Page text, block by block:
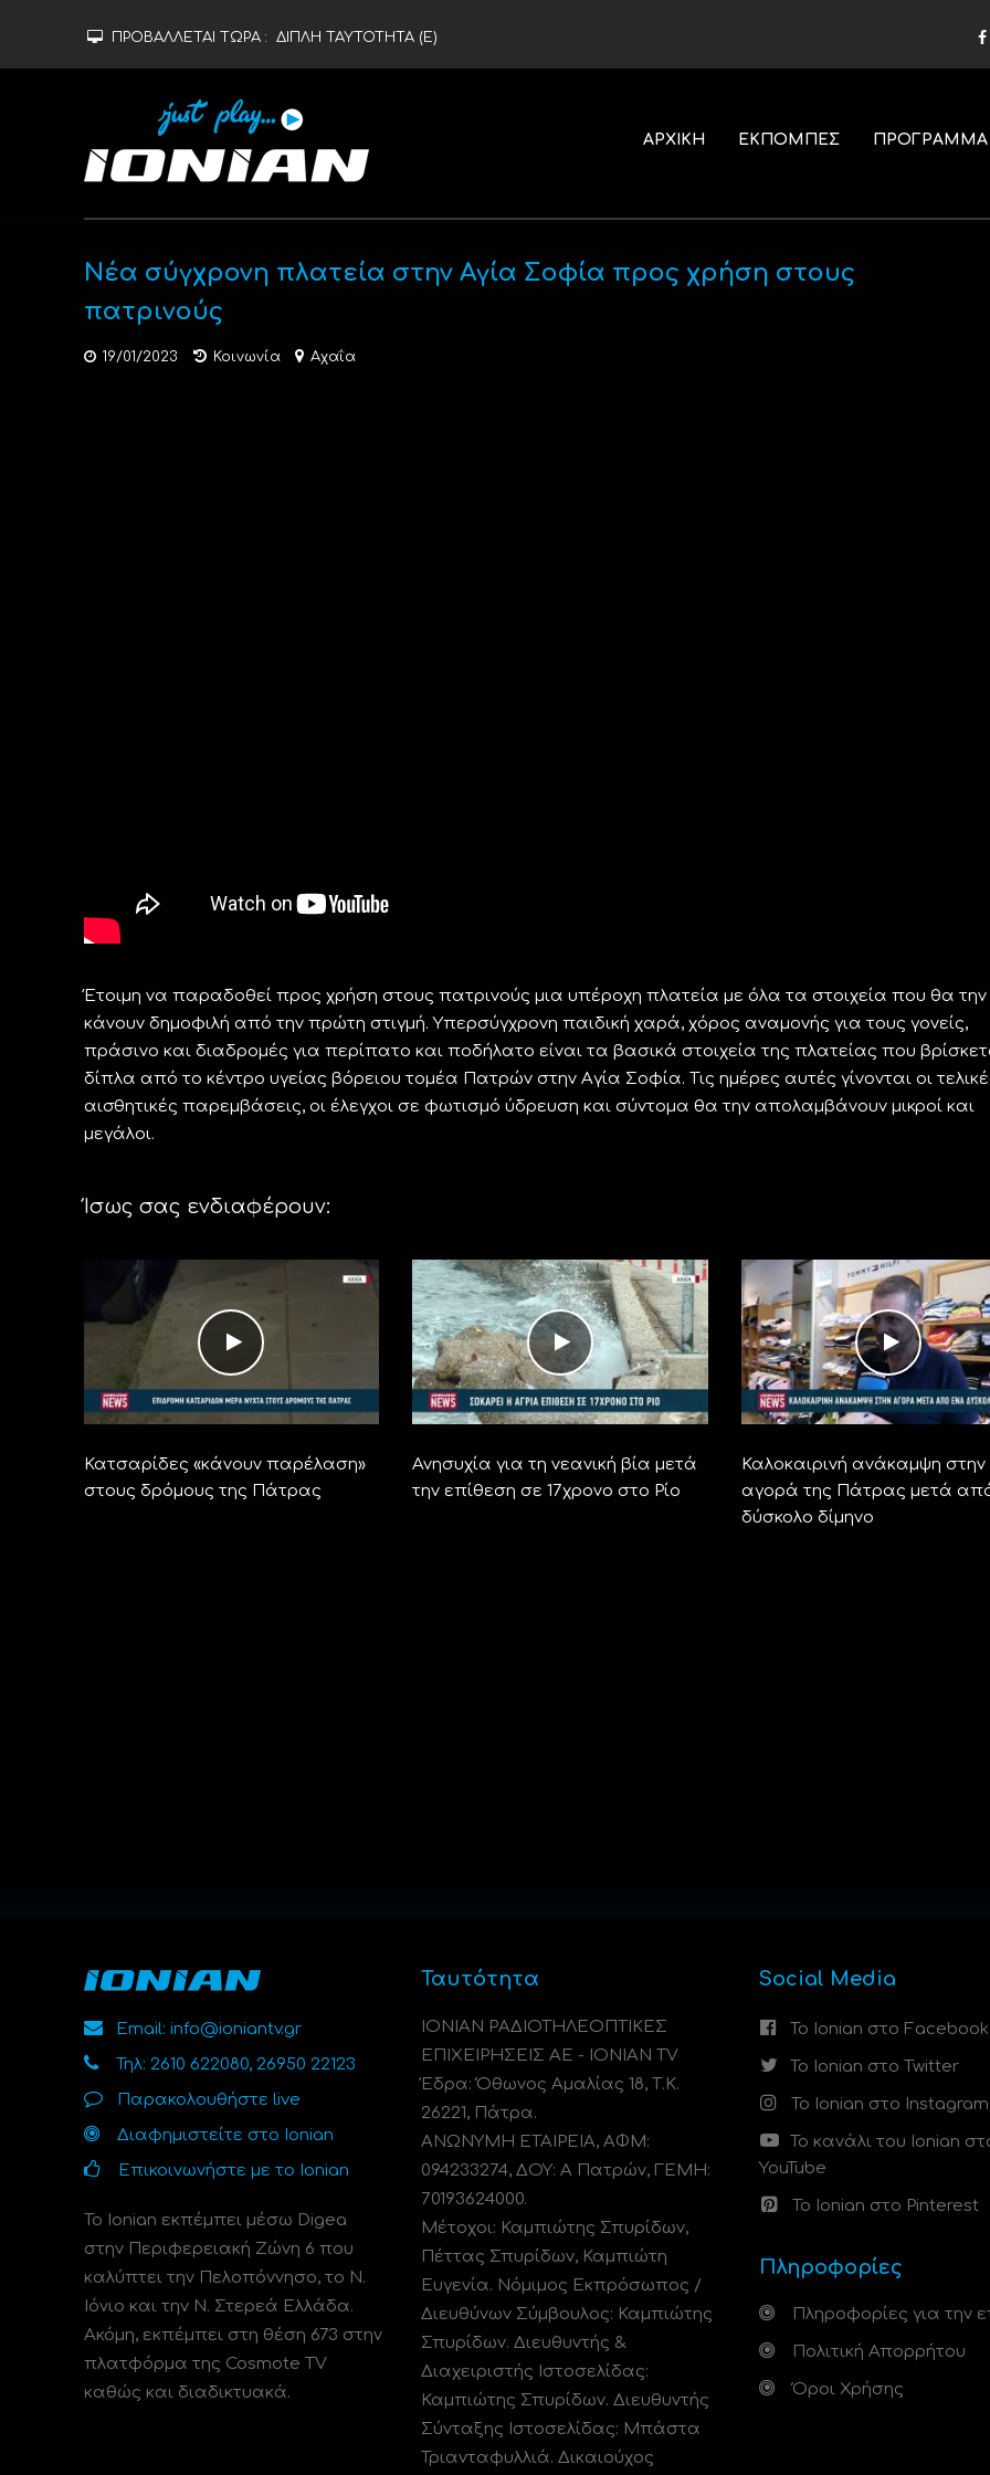
ΠΡΟΒΑΛΛΕΤΑΙ ΤΩΡΑ : ΔΙΠΛΗ ΤΑΥΤΟΤΗΤΑ (Ε)
ΑΡΧΙΚΗ ΕΚΠΟΜΠΕΣ ΠΡΟΓΡΑΜΜΑ
Νέα σύγχρονη πλατεία στην Αγία Σοφία προς χρήση στους
πατρινούς
19/01/2023 Κοινωνία Αχαΐα
Έτοιμη να παραδοθεί προς χρήση στους πατρινούς μια υπέροχη πλατεία με όλα τα στοιχεία που θα την
κάνουν δημοφιλή από την πρώτη στιγμή. Υπερσύγχρονη παιδική χαρά, χόρος αναμονής για τους γονείς,
πράσινο και διαδρομές για περίπατο και ποδήλατο είναι τα βασικά στοιχεία της πλατείας που
δίπλα από το κέντρο υγείας βόρειου τομέα Πατρών στην Αγία Σοφία. Τις ημέρες αυτές γίνονται οι
αισθητικές παρεμβάσεις, οι έλεγχοι σε φωτισμό ύδρευση και σύντομα θα την απολαμβάνουν μικροί και
μεγάλοι.
Ίσως σας ενδιαφέρουν:
Κατσαρίδες «κάνουν παρέλαση»
στους δρόμους της Πάτρας
Ανησυχία για τη νεανική βία μετά
την επίθεση σε 17χρονο στο Ρίο
Καλοκαιρινή ανάκαμψη στην
αγορά της Πάτρας μετά
δύσκολο δίμηνο
Email: info@ioniantv.gr
Τηλ: 2610 622080, 26950 22123
Παρακολουθήστε live
Διαφημιστείτε στο Ionian
Επικοινωνήστε με το Ionian
Το Ionian εκπέμπει μέσω Digea
στην Περιφερειακή Ζώνη 6 που
καλύπτει την Πελοπόννησο, το N.
Ιόνιο και την Ν. Στερεά Ελλάδα.
Ακόμη, εκπέμπει στη θέση 673 στην
πλατφόρμα της Cosmote TV
καθώς και διαδικτυακά.
Ταυτότητα
ΙΟΝΙΑΝ ΡΑΔΙΟΤΗΛΕΟΠΤΙΚΕΣ
ΕΠΙΧΕΙΡΗΣΕΙΣ ΑΕ - IONIAN TV
Έδρα: Όθωνος Αμαλίας 18, Τ.Κ.
26221, Πάτρα.
ΑΝΩΝΥΜΗ ΕΤΑΙΡΕΙΑ, ΑΦΜ:
094233274, ΔΟΥ: A Πατρών, ΓΕΜΗ:
70193624000.
Μέτοχοι: Καμπιώτης Σπυρίδων,
Πέττας Σπυρίδων, Καμπιώτη
Ευγενία. Νόμιμος Εκπρόσωπος /
Διευθύνων Σύμβουλος: Καμπιώτης
Σπυρίδων. Διευθυντής &
Διαχειριστής Ιστοσελίδας:
Καμπιώτης Σπυρίδων. Διευθυντής
Σύνταξης Ιστοσελίδας: Μπάστα
Τριανταφυλλιά. Δικαιούχος
Social Media
Το Ionian στο Facebook
Το Ionian στο Twitter
Το Ionian στο Instagram
Το κανάλι του Ionian
YouTube
Το Ionian στο Pinterest
Πληροφορίες
Πληροφορίες για την
Πολιτική Απορρήτου
Όροι Χρήσης